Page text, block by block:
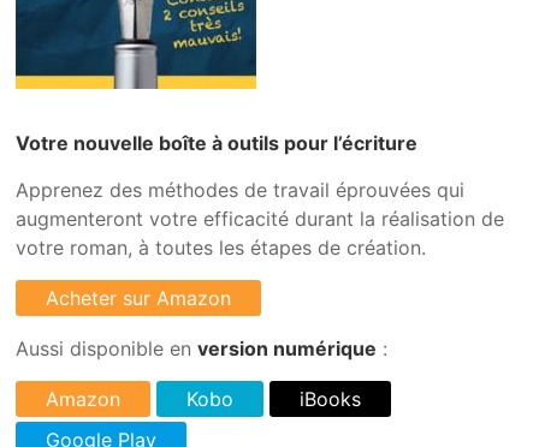
Votre nouvelle boîte à outils pour l’écriture
Apprenez des méthodes de travail éprouvées qui
augmenteront votre efficacité durant la réalisation de
votre roman, à toutes les étapes de création.
Aussi disponible enversion numérique :